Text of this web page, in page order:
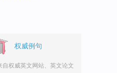
权威例句
自权威英文网站、英文论文